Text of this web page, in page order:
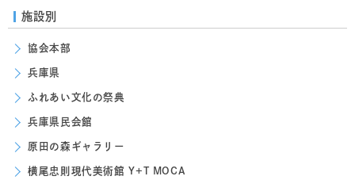
施設別
協会本部
兵庫県
ふれあい文化の祭典
兵庫県民会館
原田の森ギャラリー
横尾忠則現代美術館 Y+T MOCA